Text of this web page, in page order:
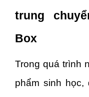
trung
Box
Trong quá trình
phẩm sinh